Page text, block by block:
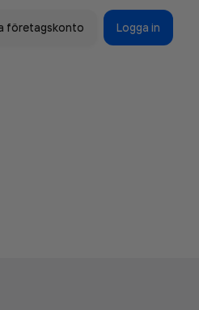
företagskonto Logga in